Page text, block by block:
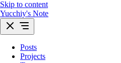
Skip to content
Yucchiy's Note
Posts
Projects